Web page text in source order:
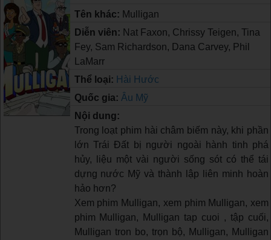
Tên khác: Mulligan
Diễn viên: Nat Faxon, Chrissy Teigen, Tina
Fey, Sam Richardson, Dana Carvey, Phil
LaMarr
Thể loại: Hài Hước
Quốc gia: Âu Mỹ
Nội dung:
Trong loạt phim hài châm biếm này, khi phần
lớn Trái Đất bị người ngoài hành tinh phá
hủy, liệu một vài người sống sót có thể tái
dựng nước Mỹ và thành lập liên minh hoàn
hảo hơn?
Xem phim Mulligan, xem phim Mulligan, xem
phim Mulligan, Mulligan tap cuoi , tập cuối,
Mulligan tron bo, trọn bộ, Mulligan, Mulligan